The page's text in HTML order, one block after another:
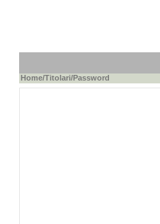
Home/Titolari/Password